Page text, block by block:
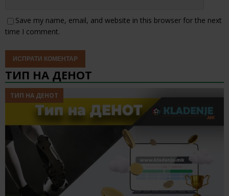
Save my name, email, and website in this browser for the next
time I comment.
ТИП НА ДЕНОТ
ТИП НА ДЕНОТ